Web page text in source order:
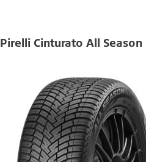
Pirelli Cinturato All Season